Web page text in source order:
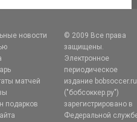
новости
матчей
подарков
© 2009 Все права
защищены.
Электронное
периодическое
издание bobsoccer.ru
("бобсоккер.ру")
зарегистрировано в
Федеральной